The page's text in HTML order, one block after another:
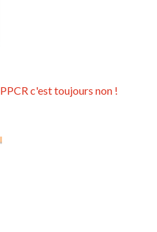
PPCR c'est toujours non !